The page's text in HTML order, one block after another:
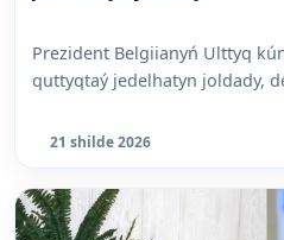
Prezident Belgiianyń Ulttyq
quttyqtaý jedelhatyn joldady,
21 shilde 2026